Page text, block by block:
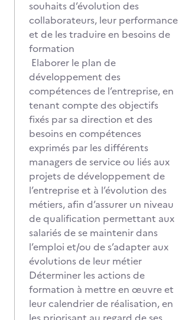
souhaits d’évolution des
collaborateurs, leur performance
et de les traduire en besoins de
formation
Elaborer le plan de
développement des
compétences de l’entreprise, en
tenant compte des objectifs
fixés par sa direction et des
besoins en compétences
exprimés par les différents
managers de service ou liés aux
projets de développement de
l’entreprise et à l’évolution des
métiers, afin d’assurer un niveau
de qualification permettant aux
salariés de se maintenir dans
l’emploi et/ou de s’adapter aux
évolutions de leur métier
Déterminer les actions de
formation à mettre en œuvre et
leur calendrier de réalisation, en